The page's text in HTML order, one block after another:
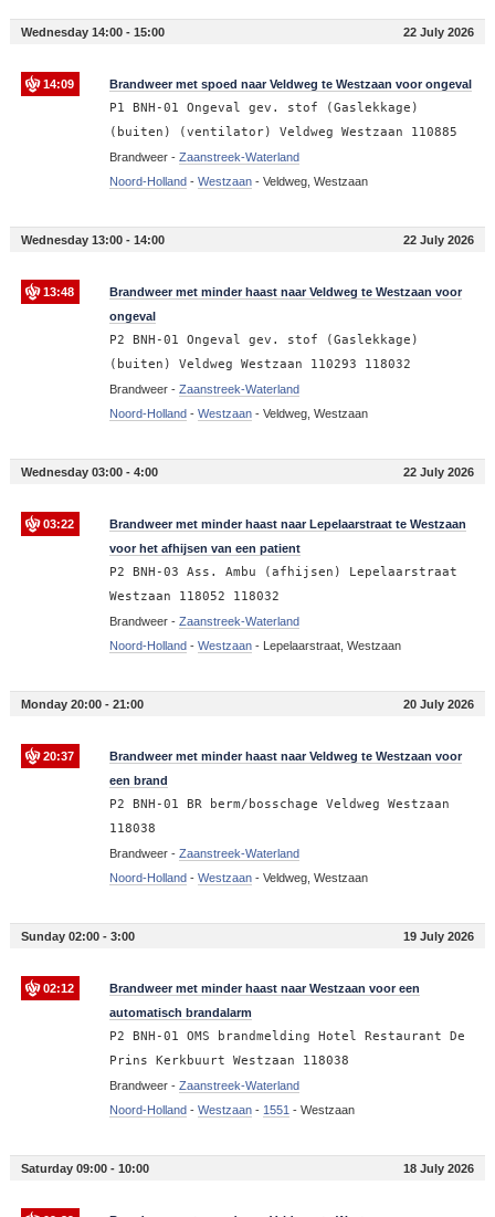
Wednesday 14:00 - 15:00 22 July 2026
14:09 Brandweer met spoed naar Veldweg te Westzaan voor ongeval
P1 BNH-01 Ongeval gev. stof (Gaslekkage)
(buiten) (ventilator) Veldweg Westzaan 110885
Brandweer - Zaanstreek-Waterland
Noord-Holland- Westzaan- Veldweg, Westzaan
Wednesday 13:00 - 14:00 22 July 2026
13:48
Brandweer met minder haast naar Veldweg te Westzaan voor
ongeval
P2 BNH-01 Ongeval gev. stof (Gaslekkage)
(buiten) Veldweg Westzaan 110293 118032
Brandweer - Zaanstreek-Waterland
Noord-Holland- Westzaan- Veldweg, Westzaan
Wednesday 03:00 - 4:00 22 July 2026
03:22
Brandweer met minder haast naar Lepelaarstraat te Westzaan
voor het afhijsen van een patient
P2 BNH-03 Ass. Ambu (afhijsen) Lepelaarstraat
Westzaan 118052 118032
Brandweer - Zaanstreek-Waterland
Noord-Holland- Westzaan- Lepelaarstraat, Westzaan
Monday 20:00 - 21:00 20 July 2026
20:37
Brandweer met minder haast naar Veldweg te Westzaan voor
een brand
P2 BNH-01 BR berm/bosschage Veldweg Westzaan
118038
Brandweer - Zaanstreek-Waterland
Noord-Holland- Westzaan- Veldweg, Westzaan
Sunday 02:00 - 3:00 19 July 2026
02:12
Brandweer met minder haast naar Westzaan voor een
automatisch brandalarm
P2 BNH-01 OMS brandmelding Hotel Restaurant De
Prins Kerkbuurt Westzaan 118038
Brandweer - Zaanstreek-Waterland
Noord-Holland- Westzaan- 1551 - Westzaan
Saturday 09:00 - 10:00 18 July 2026